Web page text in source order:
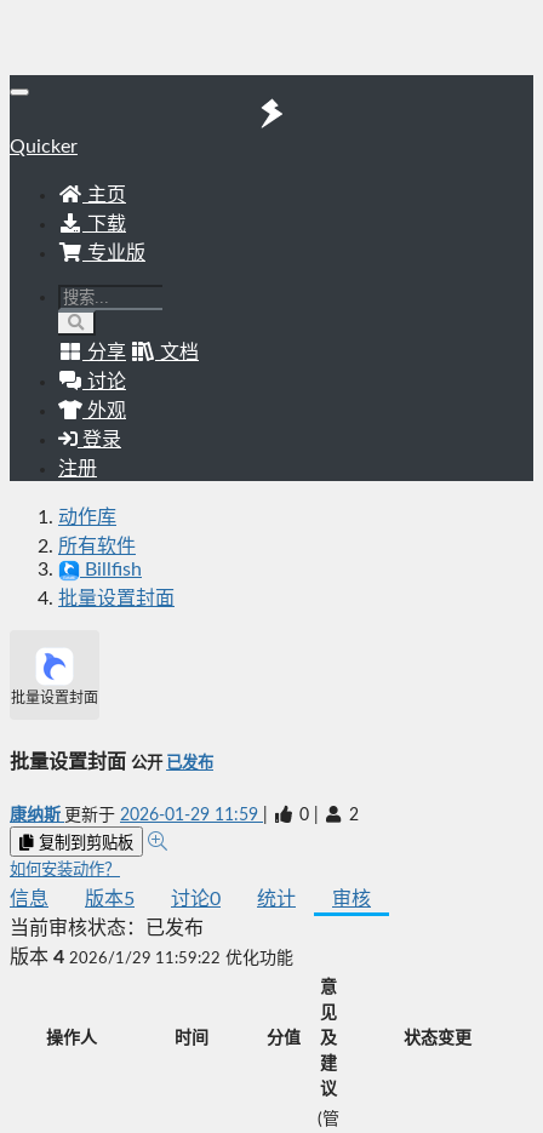
Quicker
主页
下载
专业版
分享
文档
讨论
外观
登录
注册
动作库
所有软件
Billfish
批量设置封面
批量设置封面
批量设置封面 公开 已发布
康纳斯 更新于 2026-01-29 11:59 0 2
复制到剪贴板
如何安装动作？
信息 版本5 讨论0 统计
审核
当前审核状态：
已发布
版本 4 2026/1/29 11:59:22 优化功能
操作人 时间 分值
意
见
及
建
议
状态变更
(管